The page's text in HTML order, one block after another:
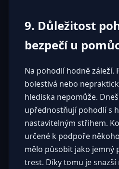
9. Důležitost
bezpečí u
Na pohodlí hodně záleží.
bolestivá nebo
hlediska nepomůže.
upřednostňují pohodlí s
nastavitelným střihem.
určené k podpoře
mělo působit jako jemný
trest. Díky tomu je